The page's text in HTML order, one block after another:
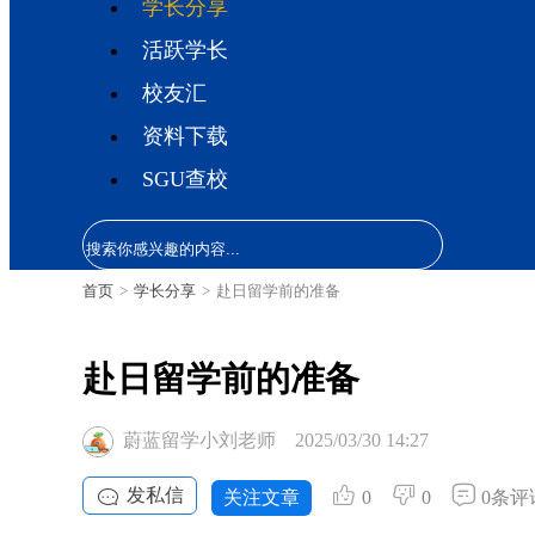
学长分享
活跃学长
校友汇
资料下载
SGU查校
首页 > 学长分享 > 赴日留学前的准备
赴日留学前的准备
蔚蓝留学小刘老师 2025/03/30 14:27
发私信 关注文章 0 0 0条评